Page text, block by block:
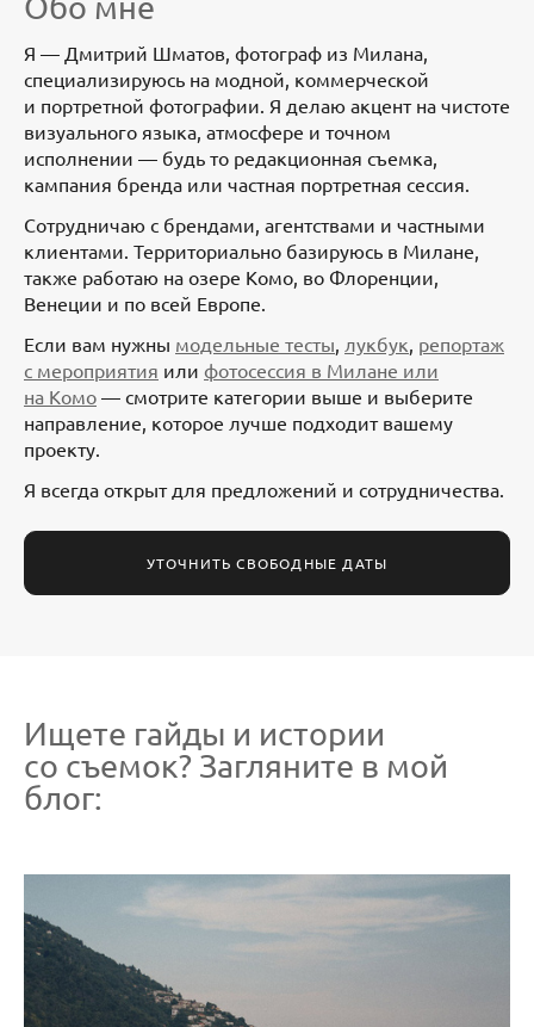
Я — Дмитрий Шматов, фотограф из Милана,
специализируюсь на модной, коммерческой
и портретной фотографии. Я делаю акцент на чистоте
визуального языка, атмосфере и точном
исполнении — будь то редакционная съемка,
кампания бренда или частная портретная сессия.
Сотрудничаю с брендами, агентствами и частными
клиентами. Территориально базируюсь в Милане,
также работаю на озере Комо, во Флоренции,
Венеции и по всей Европе.
Если вам нужны модельные тесты лукбук репортаж
с мероприятия или фотосессия в Милане или
на Комо — смотрите категории выше и выберите
направление, которое лучше подходит вашему
проекту.
Я всегда открыт для предложений и сотрудничества.
УТОЧНИТЬ СВОБОДНЫЕ ДАТЫ
Ищете гайды и истории
со съемок? Загляните в мой
блог: